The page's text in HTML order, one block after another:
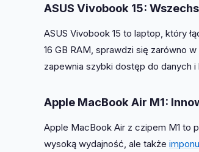
ASUS Vivobook 15:
ASUS Vivobook 15 to laptop, który
16 GB RAM, sprawdzi się zarówno
zapewnia szybki dostęp do danych
Apple MacBook Air M1:
Apple MacBook Air z czipem M1 to
wysoką wydajność, ale także